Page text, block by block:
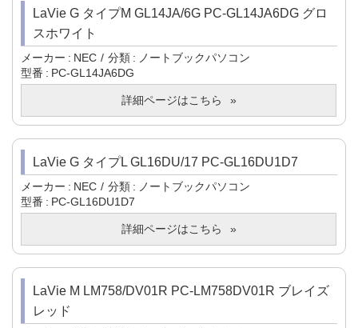
LaVie G タイプM GL14JA/6G PC-GL14JA6DG グロ
スホワイト
メーカー NEC 分類
ノートブックパソコン
型番
PC-GL14JA6DG
詳細ページはこちら
LaVie G タイプL GL16DU/17 PC-GL16DU1D7
メーカー NEC 分類
ノートブックパソコン
型番
PC-GL16DU1D7
詳細ページはこちら
LaVie M LM758/DV01R PC-LM758DV01R ブレイズ
レッド